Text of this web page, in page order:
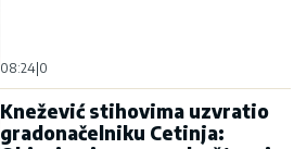
08:24 0
Knežević stihovima uzvratio
gradonačelniku Cetinja: